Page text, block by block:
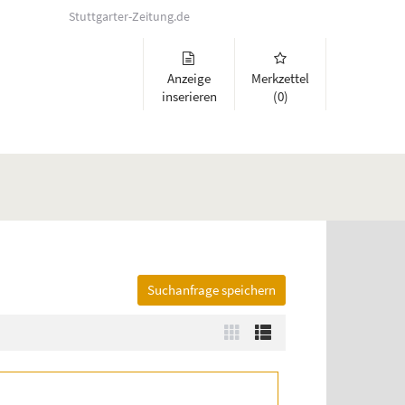
Stuttgarter-Zeitung.de
Anzeige
inserieren
Merkzettel
(0)
und Links zu öffnen. Mit Pfeil rechts klappen Sie auf, mit
Suchanfrage speichern